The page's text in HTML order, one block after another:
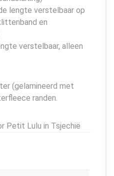
lengte verstelbaar op
en
verstelbaar, alleen
(gelamineerd met
randen.
Petit Lulu in Tsjechië